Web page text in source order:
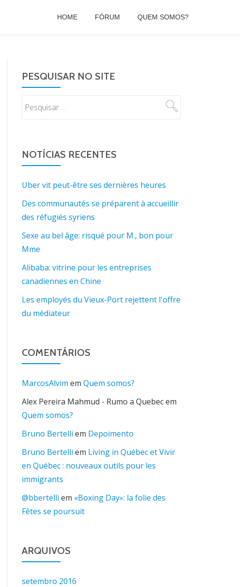
HOME FÓRUM QUEM SOMOS?
PESQUISAR NO SITE
NOTÍCIAS RECENTES
Uber vit peut-être ses dernières heures
Des communautés se préparent à accueillir
des réfugiés syriens
Sexe au bel âge: risqué pour M., bon pour
Mme
Alibaba: vitrine pour les entreprises
canadiennes en Chine
Les employés du Vieux-Port rejettent l'offre
du médiateur
COMENTÁRIOS
MarcosAlvim em Quem somos?
Alex Pereira Mahmud - Rumo a Quebecem
Quem somos?
Bruno Bertelli em Depoimento
Bruno Bertelli em Living in Québec et Vivir
en Québec : nouveaux outils pour les
immigrants
@bbertelli em «Boxing Day»: la folie des
Fêtes se poursuit
ARQUIVOS
setembro 2016